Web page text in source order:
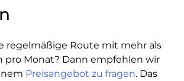
regelmäßige Route mit mehr als
pro Monat? Dann empfehlen wir
Preisangebot zu fragen. Das